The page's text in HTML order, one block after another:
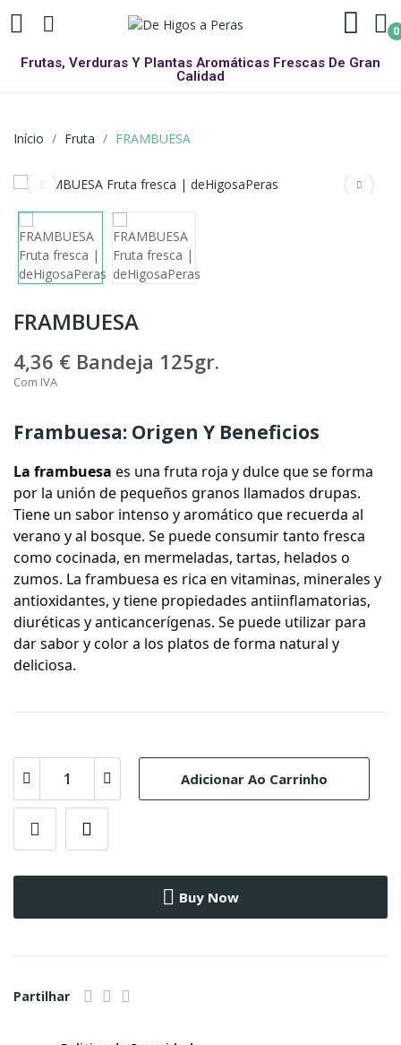
0
Frutas, Verduras Y Plantas Aromáticas Frescas De Gran
Calidad
Início Fruta FRAMBUESA
FRAMBUESA
4,36 € Bandeja 125gr.
Com IVA
Frambuesa: Origen Y Beneficios
La frambuesa es una fruta roja y dulce que se forma
por la unión de pequeños granos llamados drupas.
Tiene un sabor intenso y aromático que recuerda al
verano y al bosque. Se puede consumir tanto fresca
como cocinada, en mermeladas, tartas, helados o
zumos. La frambuesa es rica en vitaminas, minerales y
antioxidantes, y tiene propiedades antiinflamatorias,
diuréticas y anticancerígenas. Se puede utilizar para
dar sabor y color a los platos de forma natural y
deliciosa.
Adicionar Ao Carrinho
Buy Now
Partilhar